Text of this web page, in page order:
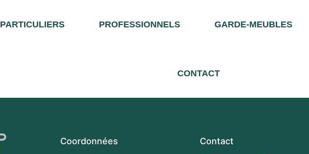
PARTICULIERS PROFESSIONNELS GARDE-MEUBLES
CONTACT
Coordonnées Contact